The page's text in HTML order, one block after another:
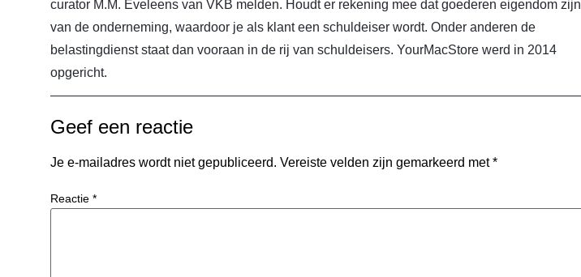
curator M.M. Eveleens van VKB melden. Houdt er rekening mee dat goederen eigendom zijn
van de onderneming, waardoor je als klant een schuldeiser wordt. Onder anderen de
belastingdienst staat dan vooraan in de rij van schuldeisers. YourMacStore werd in 2014
opgericht.
Geef een reactie
Je e-mailadres wordt niet gepubliceerd. Vereiste velden zijn gemarkeerd met*
Reactie *